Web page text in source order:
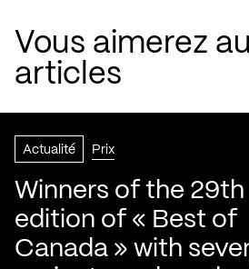
Vous aimerez
articles
Actualité Prix
Winners of the 29th
edition of « Best of
Canada » with